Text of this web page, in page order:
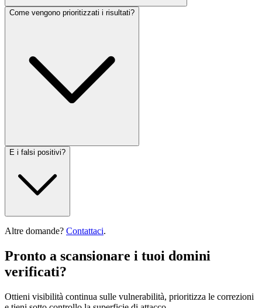
Come vengono prioritizzati i risultati?
E i falsi positivi?
Altre domande? Contattaci.
Pronto a scansionare i tuoi domini
verificati?
Ottieni visibilità continua sulle vulnerabilità, prioritizza le correzioni